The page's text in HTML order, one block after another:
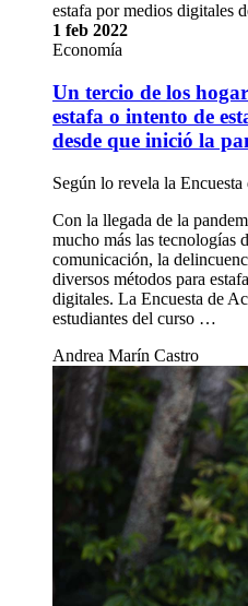
estafa por medios digitales
1 feb 2022
Economía
Un tercio de los
estafa o intento de
desde que inició la
Según lo revela la
Con la llegada de la
mucho más las tecnologías
comunicación, la
diversos métodos para
digitales. La Encuesta de
estudiantes del curso …
Andrea Marín Castro